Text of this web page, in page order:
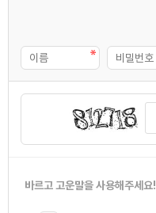
바르고 고운말을 사용해주세요!